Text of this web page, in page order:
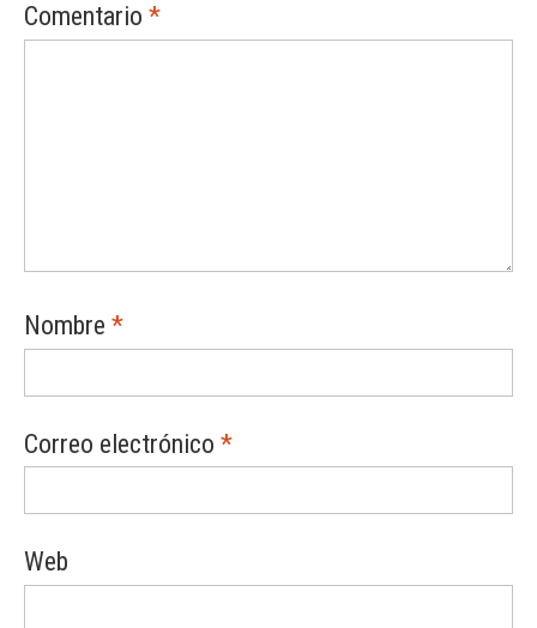
Comentario *
Nombre *
Correo electrónico *
Web